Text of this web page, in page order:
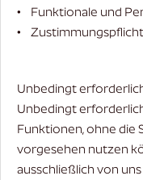
• Funktionale und
•
Unbedingt
Unbedingt
Funktionen, ohne die
vorgesehen nutzen
ausschließlich von